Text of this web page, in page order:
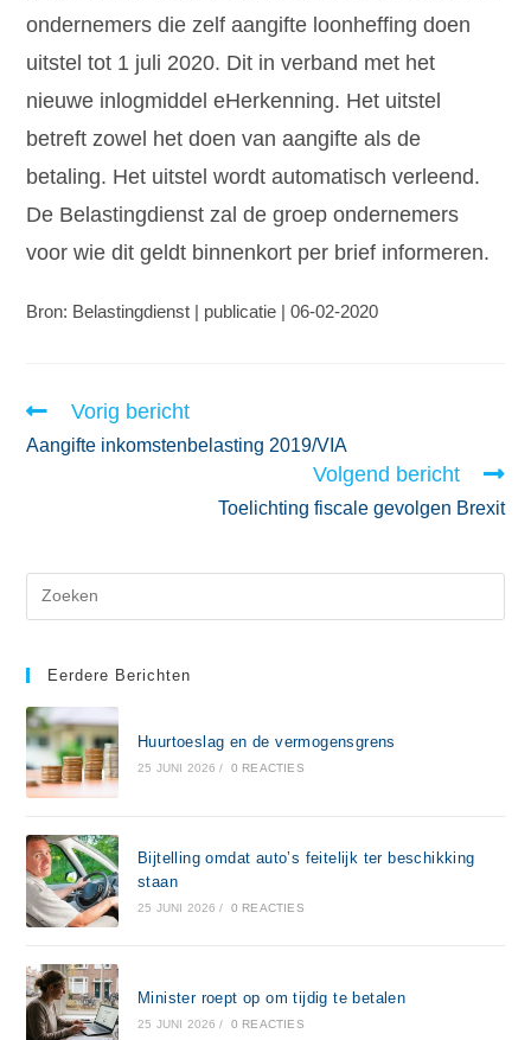
ondernemers die zelf aangifte loonheffing doen
uitstel tot 1 juli 2020. Dit in verband met het
nieuwe inlogmiddel eHerkenning. Het uitstel
betreft zowel het doen van aangifte als de
betaling. Het uitstel wordt automatisch verleend.
De Belastingdienst zal de groep ondernemers
voor wie dit geldt binnenkort per brief informeren.
Bron: Belastingdienst | publicatie | 06-02-2020
Vorig bericht
Aangifte inkomstenbelasting 2019/VIA
Volgend bericht
Toelichting fiscale gevolgen Brexit
Eerdere Berichten
Huurtoeslag en de vermogensgrens
25 JUNI 2026 / 0 REACTIES
Bijtelling omdat auto’s feitelijk ter beschikking
staan
25 JUNI 2026 / 0 REACTIES
Minister roept op om tijdig te betalen
25 JUNI 2026 / 0 REACTIES